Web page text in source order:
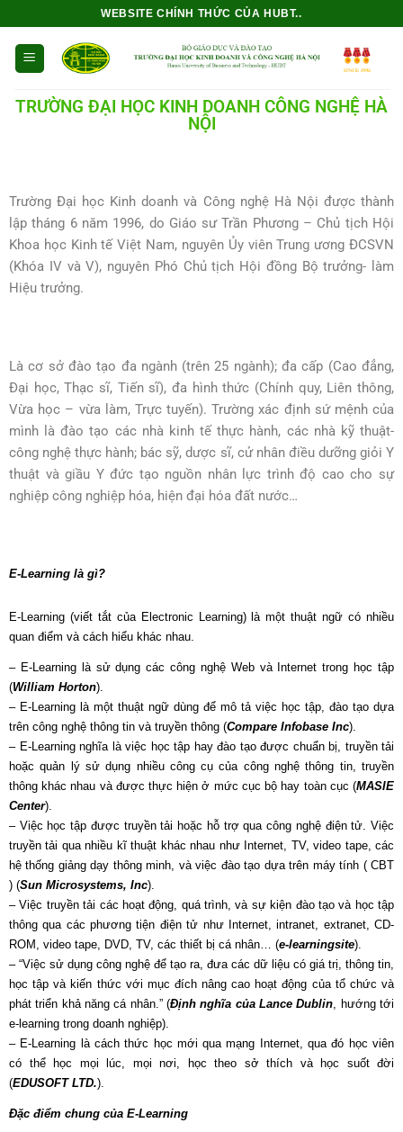
WEBSITE CHÍNH THỨC CỦA HUBT..
TRƯỜNG ĐẠI HỌC KINH DOANH CÔNG NGHỆ HÀ
NỘI
Trường Đại học Kinh doanh và Công nghệ Hà Nội được thành
lập tháng 6 năm 1996, do Giáo sư Trần Phương – Chủ tịch Hội
Khoa học Kinh tế Việt Nam, nguyên Ủy viên Trung ương ĐCSVN
(Khóa IV và V), nguyên Phó Chủ tịch Hội đồng Bộ trưởng- làm
Hiệu trưởng.
Là cơ sở đào tạo đa ngành (trên 25 ngành); đa cấp (Cao đẳng,
Đại học, Thạc sĩ, Tiến sĩ), đa hình thức (Chính quy, Liên thông,
Vừa học – vừa làm, Trực tuyến). Trường xác định sứ mệnh của
mình là đào tạo các nhà kinh tế thực hành, các nhà kỹ thuật-
công nghệ thực hành; bác sỹ, dược sĩ, cử nhân điều dưỡng giỏi Y
thuật và giầu Y đức tạo nguồn nhân lực trình độ cao cho sự
nghiệp công nghiệp hóa, hiện đại hóa đất nước…
E-Learning là gì?
E-Learning (viết tắt của Electronic Learning) là một thuật ngữ có nhiều
quan điểm và cách hiểu khác nhau.
– E-Learning là sử dụng các công nghệ Web và Internet trong học tập
(William Horton).
– E-Learning là một thuật ngữ dùng để mô tả việc học tập, đào tạo dựa
trên công nghệ thông tin và truyền thông (Compare Infobase Inc).
– E-Learning nghĩa là việc học tập hay đào tạo được chuẩn bị, truyền tải
hoặc quản lý sử dụng nhiều công cụ của công nghệ thông tin, truyền
thông khác nhau và được thực hiện ở mức cục bộ hay toàn cục (MASIE
Center).
– Việc học tập được truyền tải hoặc hỗ trợ qua công nghệ điện tử. Việc
truyền tải qua nhiều kĩ thuật khác nhau như Internet, TV, video tape, các
hệ thống giảng dạy thông minh, và việc đào tạo dựa trên máy tính ( CBT
) (Sun Microsystems, Inc).
– Việc truyền tải các hoạt động, quá trình, và sự kiện đào tạo và học tập
thông qua các phương tiện điện tử như Internet, intranet, extranet, CD-
ROM, video tape, DVD, TV, các thiết bị cá nhân… (e-learningsite).
– “Việc sử dụng công nghệ để tạo ra, đưa các dữ liệu có giá trị, thông tin,
học tập và kiến thức với mục đích nâng cao hoạt động của tổ chức và
phát triển khả năng cá nhân.” (Định nghĩa của Lance Dublin , hướng tới
e-learning trong doanh nghiệp).
– E-Learning là cách thức học mới qua mạng Internet, qua đó học viên
có thể học mọi lúc, mọi nơi, học theo sở thích và học suốt đời
(EDUSOFT LTD.).
Đặc điểm chung của E-Learning